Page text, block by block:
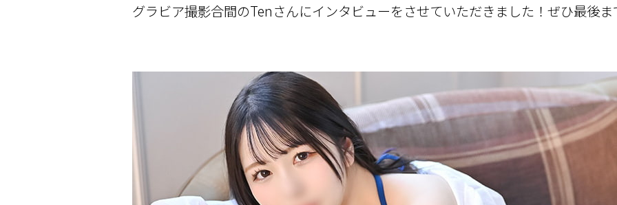
グラビア撮影合間のTenさんにインタビューをさせていただきました！ぜひ最後